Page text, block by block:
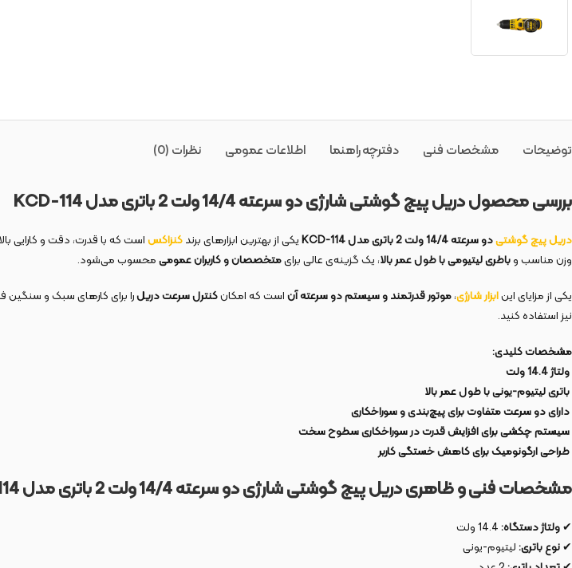
توضیحات نظرات (0) مشخصات فنی اطلاعات عمومی دفترچه راهنما
بررسی محصول دریل پیچ گوشتی شارژی دو سرعته 14/4 ولت 2 باتری مدل KCD-114
دریلپیچگوشتیدو سرعته 14/4 ولت 2 باتری مدل KCD-114یکی از بهترین ابزارهای برندکنزاکساست که با قدرت، دقت و کارایی
وزن مناسب وباطری لیتیومی با طول عمر بالا، یک گزینه‌ی عالی برایمتخصصان و کاربران عمومیمحسوب می‌شود.
یکی از مزایای اینابزارشارژی،موتور قدرتمند و سیستم دو سرعته آناست که امکانکنترل سرعت دریلرا برای کارهای سبک و سنگین
نیز استفاده کنید.
مشخصات کلیدی:
ولتاژ 14.4 ولت
باتری لیتیوم-یونی با طول عمر بالا
دارای دو سرعت متفاوت برای پیچ‌بندی و سوراخکاری
سیستم چکشی برای افزایش قدرت در سوراخکاری سطوح سخت
طراحی ارگونومیک برای کاهش خستگی کاربر
مشخصات فنی و ظاهری دریل پیچ گوشتی شارژی دو سرعته 14/4 ولت 2 باتری مدل
✔ولتاژ دستگاه:
✔نوع باتری:لیتیوم-یونی